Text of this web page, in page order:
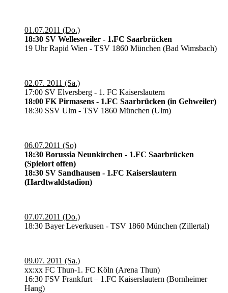
01.07.2011 (Do.)
18:30 SV Wellesweiler - 1.FC Saarbrücken
19 Uhr Rapid Wien - TSV 1860 München (Bad Wimsbach)
02.07. 2011 (Sa.)
17:00 SV Elversberg - 1. FC Kaiserslautern
18:00 FK Pirmasens - 1.FC Saarbrücken (in Gehweiler)
18:30 SSV Ulm - TSV 1860 München (Ulm)
06.07.2011 (So)
18:30 Borussia Neunkirchen - 1.FC Saarbrücken
(Spielort offen)
18:30 SV Sandhausen - 1.FC Kaiserslautern
(Hardtwaldstadion)
07.07.2011 (Do.)
18:30 Bayer Leverkusen - TSV 1860 München (Zillertal)
09.07. 2011 (Sa.)
xx:xx FC Thun-1. FC Köln (Arena Thun)
16:30 FSV Frankfurt – 1.FC Kaiserslautern (Bornheimer
Hang)